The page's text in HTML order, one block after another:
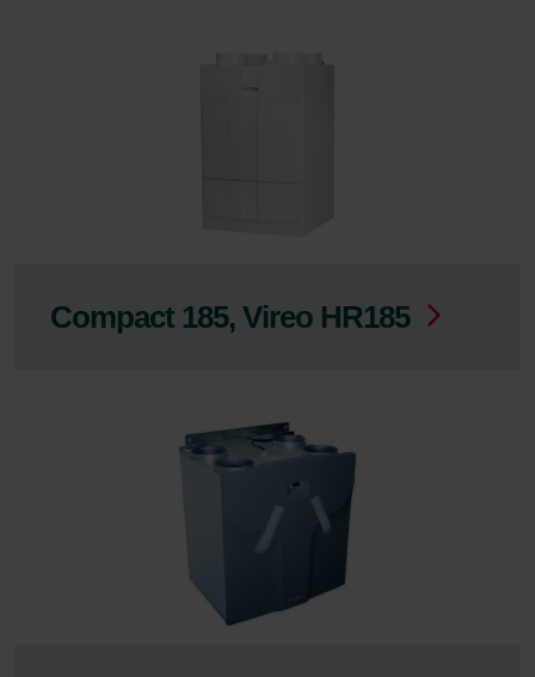
Compact 185, Vireo HR185